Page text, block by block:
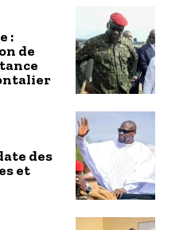
:
de
des
et